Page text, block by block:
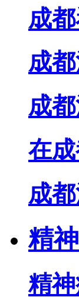
成
成
成
在
成
精
精